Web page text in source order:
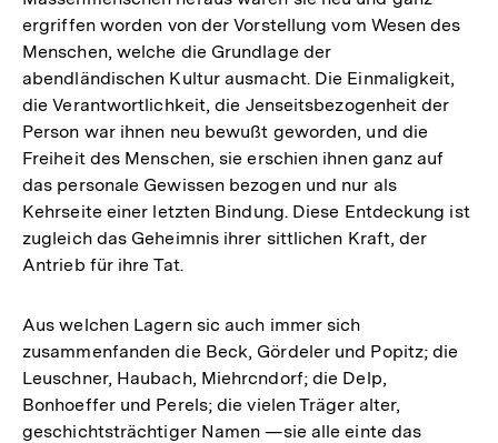
ergriffen worden von der Vorstellung vom Wesen des
Menschen, welche die Grundlage der
abendländischen Kultur ausmacht. Die Einmaligkeit,
die Verantwortlichkeit, die Jenseitsbezogenheit der
Person war ihnen neu bewußt geworden, und die
Freiheit des Menschen, sie erschien ihnen ganz auf
das personale Gewissen bezogen und nur als
Kehrseite einer letzten Bindung. Diese Entdeckung ist
zugleich das Geheimnis ihrer sittlichen Kraft, der
Antrieb für ihre Tat.
Aus welchen Lagern sic auch immer sich
zusammenfanden die Beck, Gördeler und Popitz; die
Leuschner, Haubach, Miehrcndorf; die Delp,
Bonhoeffer und Perels; die vielen Träger alter,
geschichtsträchtiger Namen —sie alle einte das